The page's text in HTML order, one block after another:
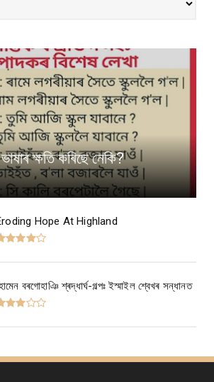
ক্ষতি কৰিছে নেকি?
Hope At Highland
বৰগোহাঞি শ্ৰদ্ধাৰ্ঘ-গল্পঃ ইস্মাইল শ্বেখৰ সন্ধানত